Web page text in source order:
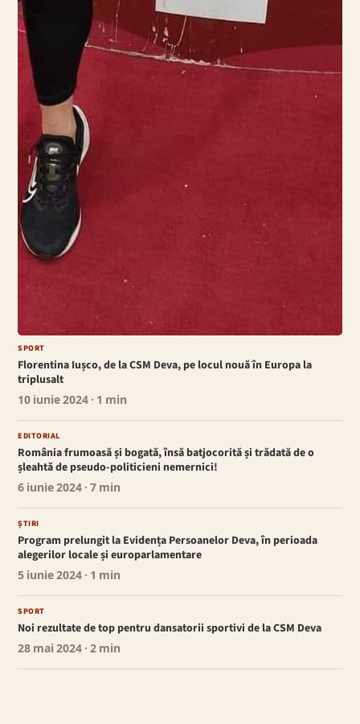
SPORT
Florentina Iușco, de la CSM Deva, pe locul nouă în Europa la
triplusalt
10 iunie 2024 · 1 min
EDITORIAL
România frumoasă și bogată, însă batjocorită și trădată de o
șleahtă de pseudo-politicieni nemernici!
6 iunie 2024 · 7 min
ȘTIRI
Program prelungit la Evidența Persoanelor Deva, în perioada
alegerilor locale și europarlamentare
5 iunie 2024 · 1 min
SPORT
Noi rezultate de top pentru dansatorii sportivi de la CSM Deva
28 mai 2024 · 2 min